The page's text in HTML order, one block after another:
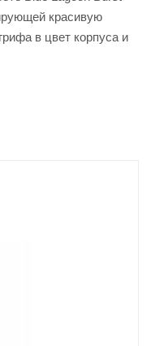
красивую
в цвет корпуса и